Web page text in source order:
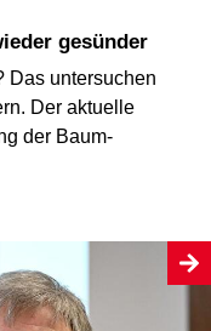
gesünder
Das untersuchen
Der aktuelle
der Baum-